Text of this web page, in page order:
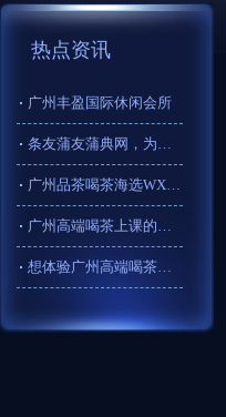
热点资讯
广州丰盈国际休闲会所
条友蒲友蒲典网，为广州高端喝茶体验添彩！
广州品茶喝茶海选WX的隐私保护建议
广州高端喝茶上课的课程安排
想体验广州高端喝茶？条友网、蒲友网、蒲典网别错过！